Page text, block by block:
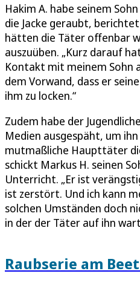
Hakim A. habe seinem
die Jacke geraubt,
hätten die Täter offenbar
auszuüben. „Kurz darauf
Kontakt mit meinem Sohn
dem Vorwand, dass er
ihm zu locken.“
Zudem habe der
Medien ausgespäht, um
mutmaßliche Haupttäter
schickt Markus H. seinen
Unterricht. „Er ist
ist zerstört. Und ich kann
solchen Umständen doch
in der der Täter auf ihn
Raubserie am